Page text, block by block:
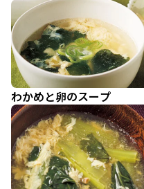
わかめと卵のスープ